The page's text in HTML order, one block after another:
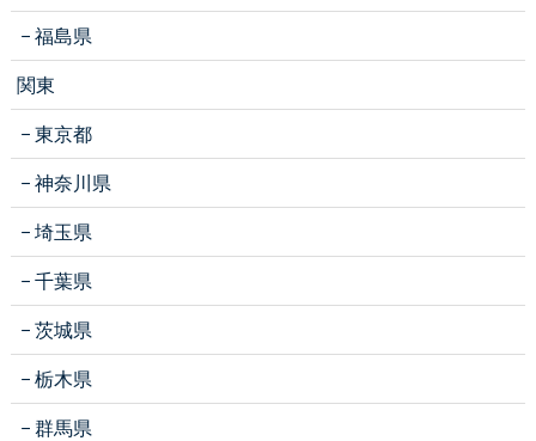
福島県
関東
東京都
神奈川県
埼玉県
千葉県
茨城県
栃木県
群馬県